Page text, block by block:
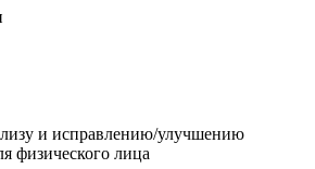
и исправлению/улучшению
физического лица